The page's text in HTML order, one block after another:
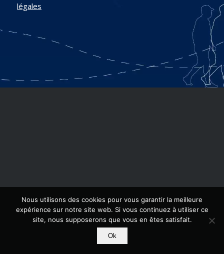
légales
Nous utilisons des cookies pour vous garantir la meilleure
expérience sur notre site web. Si vous continuez à utiliser ce
site, nous supposerons que vous en êtes satisfait.
Ok